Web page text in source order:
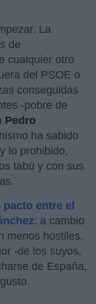
La
de
cualquier otro
del PSOE o
conseguidas
-pobre de
Pedro
ha sabido
lo prohibido,
tabú y con sus
pacto entre el
: a cambio
menos hostiles,
-de los suyos,
de España,